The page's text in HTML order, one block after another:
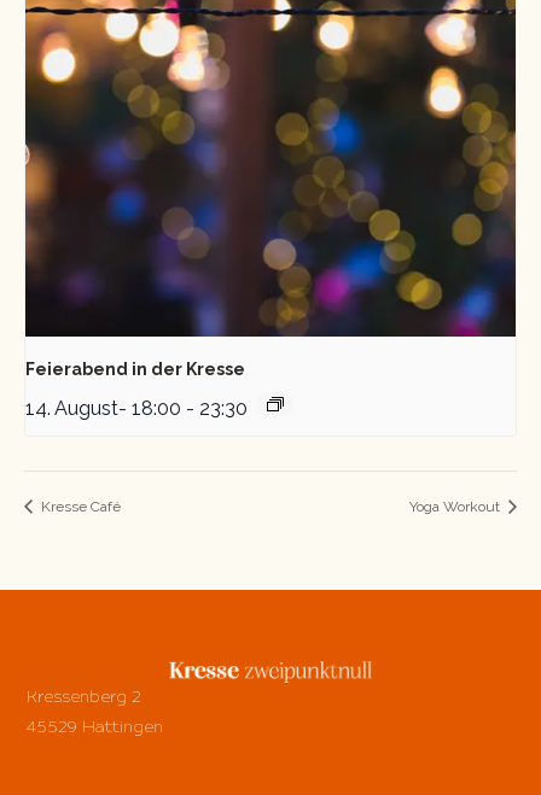
Feierabend in der Kresse
14. August- 18:00 - 23:30
Kresse Café Yoga Workout
Kressenberg 2
45529 Hattingen